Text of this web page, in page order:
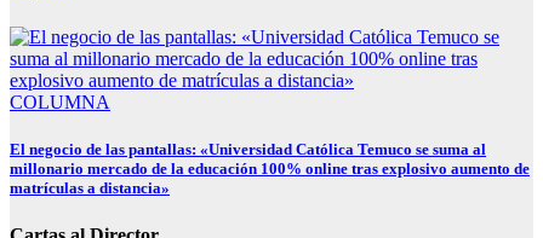
COLUMNA
El negocio de las pantallas: «Universidad Católica Temuco se suma al
millonario mercado de la educación 100% online tras explosivo aumento de
matrículas a distancia»